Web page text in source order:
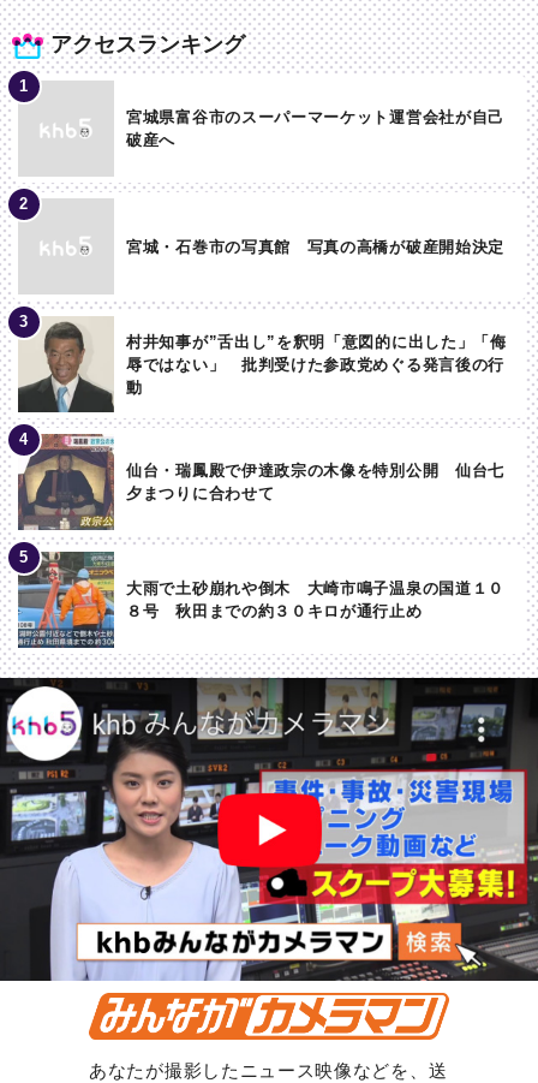
アクセスランキング
宮城県富谷市のスーパーマーケット運営会社が自己
破産へ
宮城・石巻市の写真館 写真の高橋が破産開始決定
村井知事が”舌出し”を釈明「意図的に出した」「侮
辱ではない」 批判受けた参政党めぐる発言後の行
動
仙台・瑞鳳殿で伊達政宗の木像を特別公開 仙台七
夕まつりに合わせて
大雨で土砂崩れや倒木 大崎市鳴子温泉の国道１０
８号 秋田までの約３０キロが通行止め
あなたが撮影したニュース映像などを、送